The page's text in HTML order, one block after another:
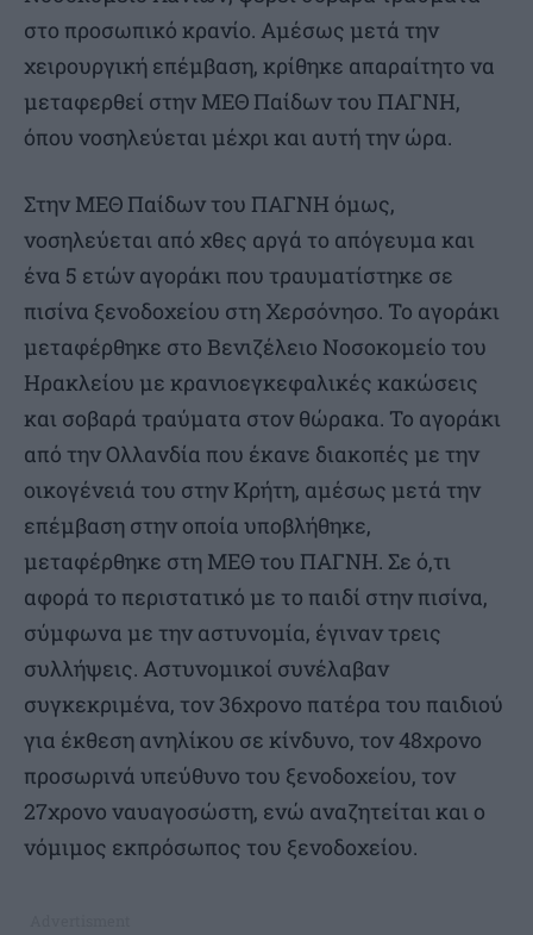
στο προσωπικό κρανίο. Αμέσως μετά την
χειρουργική επέμβαση, κρίθηκε απαραίτητο να
μεταφερθεί στην ΜΕΘ Παίδων του ΠΑΓΝΗ,
όπου νοσηλεύεται μέχρι και αυτή την ώρα.
Στην ΜΕΘ Παίδων του ΠΑΓΝΗ όμως,
νοσηλεύεται από χθες αργά το απόγευμα και
ένα 5 ετών αγοράκι που τραυματίστηκε σε
πισίνα ξενοδοχείου στη Χερσόνησο. Το αγοράκι
μεταφέρθηκε στο Βενιζέλειο Νοσοκομείο του
Ηρακλείου με κρανιοεγκεφαλικές κακώσεις
και σοβαρά τραύματα στον θώρακα. Το αγοράκι
από την Ολλανδία που έκανε διακοπές με την
οικογένειά του στην Κρήτη, αμέσως μετά την
επέμβαση στην οποία υποβλήθηκε,
μεταφέρθηκε στη ΜΕΘ του ΠΑΓΝΗ. Σε ό,τι
αφορά το περιστατικό με το παιδί στην πισίνα,
σύμφωνα με την αστυνομία, έγιναν τρεις
συλλήψεις. Αστυνομικοί συνέλαβαν
συγκεκριμένα, τον 36χρονο πατέρα του παιδιού
για έκθεση ανηλίκου σε κίνδυνο, τον 48χρονο
προσωρινά υπεύθυνο του ξενοδοχείου, τον
27χρονο ναυαγοσώστη, ενώ αναζητείται και ο
νόμιμος εκπρόσωπος του ξενοδοχείου.